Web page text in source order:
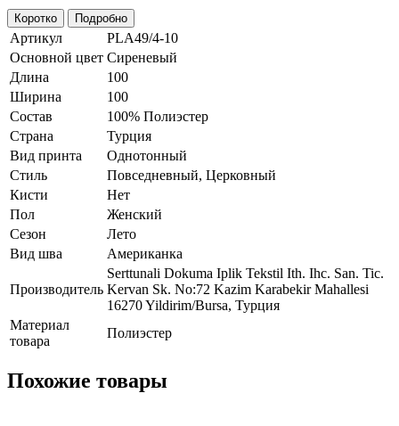
Коротко Подробно
Артикул
PLA49/4-10
Основной цвет Сиреневый
Длина
100
Ширина
100
Состав
100% Полиэстер
Страна
Турция
Вид принта
Однотонный
Стиль
Повседневный, Церковный
Кисти
Нет
Пол
Женский
Сезон
Лето
Вид шва
Американка
Производитель
Serttunali Dokuma Iplik Tekstil Ith. Ihc. San. Tic.
Kervan Sk. No:72 Kazim Karabekir Mahallesi
16270 Yildirim/Bursa, Турция
Материал
товара
Полиэстер
Похожие товары